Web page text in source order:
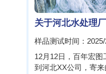
样品测试时间：
12月12日，百年宏图
到河北XX公司，寄